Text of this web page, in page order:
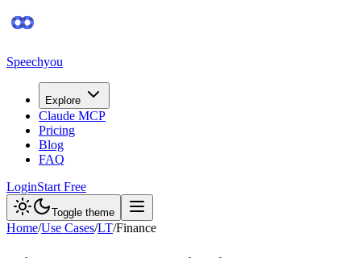
Speechyou
Explore
Claude MCP
Pricing
Blog
FAQ
LoginStart Free
Toggle theme
Home/Use Cases/LT/Finance